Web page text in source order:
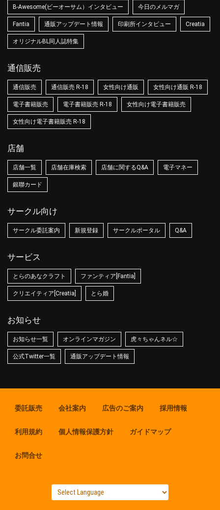
B-Awesome(ビーオーサム）インタビュー 今日のメルマガ
Fantia 通販アップデート情報 印刷所インタビュー Creatia
オリジナルBL同人誌特集
通信販売
通信販売 通信販売 R-18 女性向け通販 女性向け通販 R-18
電子書籍販売 電子書籍販売 R-18 女性向け電子書籍販売
女性向け電子書籍販売 R-18
店舗
店舗一覧 店舗在庫検索 店舗に関するQ&A 電子マネー
銀聯カード
サークル向け
サークル委託案内 新規登録 サークルポータル Q&A
サービス
とらのあなクラフト ファンティア[Fantia]
クリエイティア[Creatia] とら婚
お知らせ
お知らせ一覧 オンラインマガジン 虎々ちゃんネル☆
公式Twitter一覧 通販アップデート情報
委託販売 会社案内 広告のご案内 採用情報
利用規約 個人情報保護方針 ガイドマップ
お問合せ